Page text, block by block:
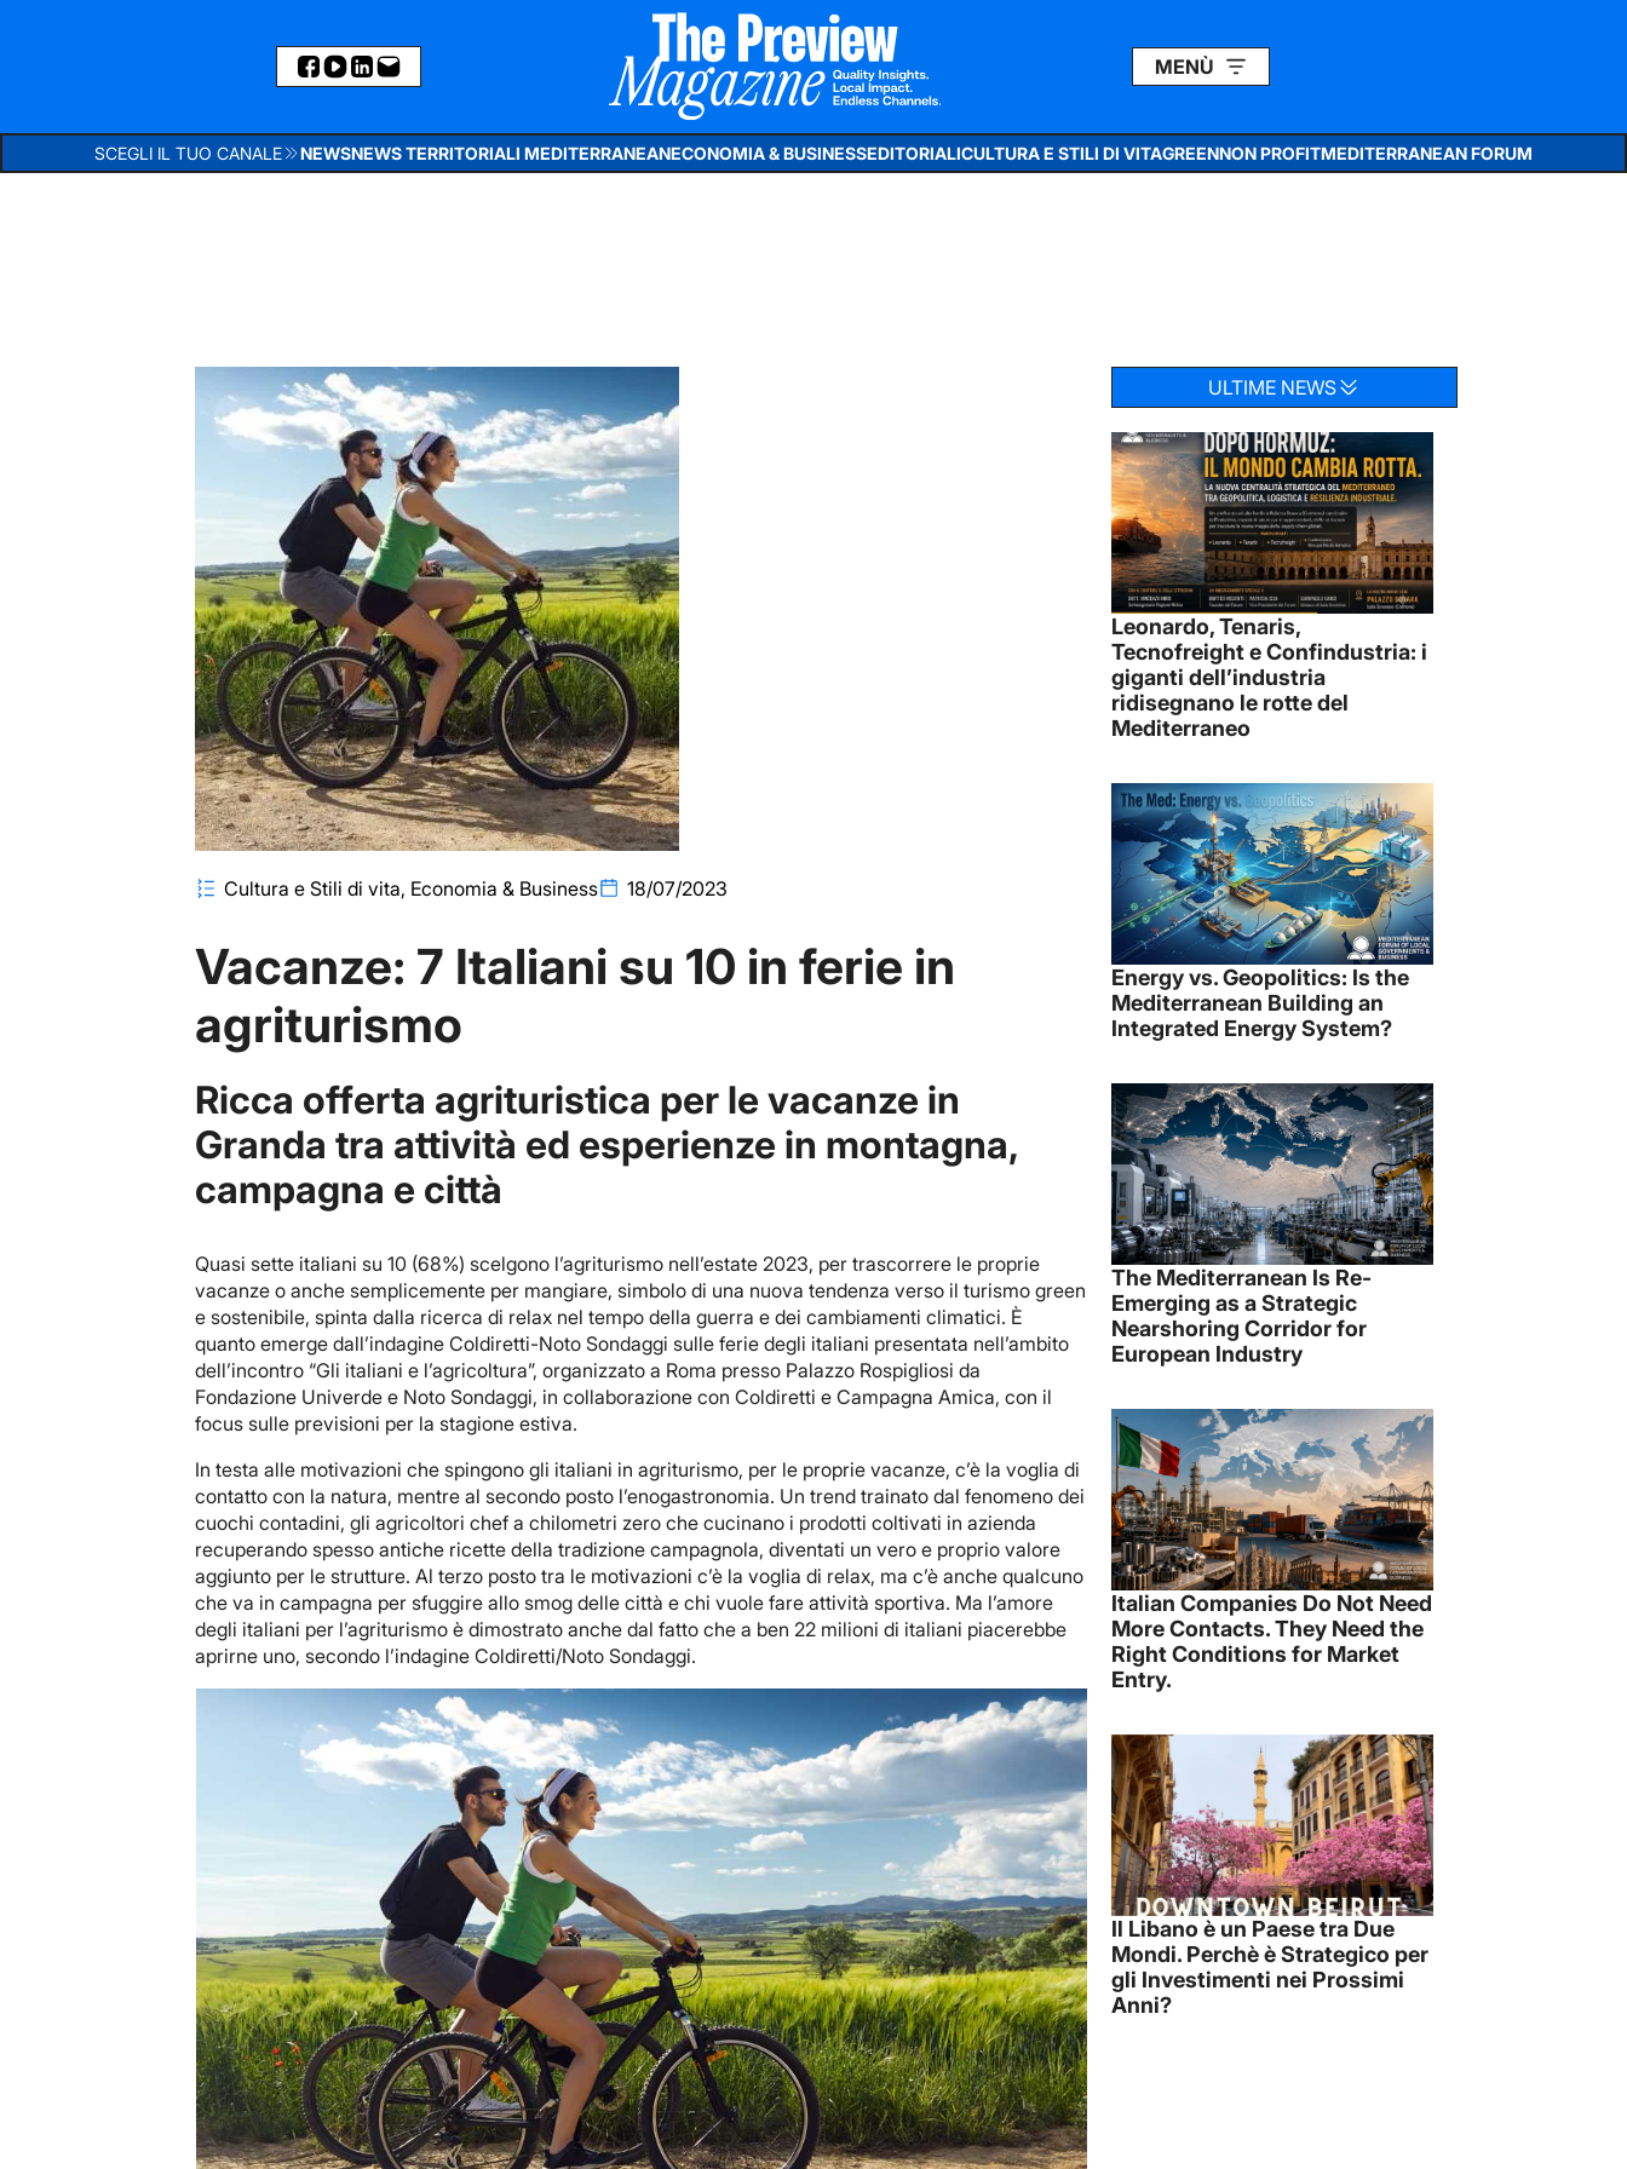
MENÙ
SCEGLI IL TUO CANALE NEWSNEWS TERRITORIALI MEDITERRANEANECONOMIA & BUSINESSEDITORIALICULTURA E STILI DI VITAGREENNON PROFITMEDITERRANEAN FORUM
Cultura e Stili di vita Economia & Business 18/07/2023
Vacanze: 7 Italiani su 10 in ferie in
agriturismo
Ricca offerta agrituristica per le vacanze in
Granda tra attività ed esperienze in montagna,
campagna e città
Quasi sette italiani su 10 (68%) scelgono l’agriturismo nell’estate 2023, per trascorrere le proprie
vacanze o anche semplicemente per mangiare, simbolo di una nuova tendenza verso il turismo green
e sostenibile, spinta dalla ricerca di relax nel tempo della guerra e dei cambiamenti climatici. È
quanto emerge dall’indagine Coldiretti-Noto Sondaggi sulle ferie degli italiani presentata nell’ambito
dell’incontro “Gli italiani e l’agricoltura”, organizzato a Roma presso Palazzo Rospigliosi da
Fondazione Univerde e Noto Sondaggi, in collaborazione con Coldiretti e Campagna Amica, con il
focus sulle previsioni per la stagione estiva.
In testa alle motivazioni che spingono gli italiani in agriturismo, per le proprie vacanze, c’è la voglia di
contatto con la natura, mentre al secondo posto l’enogastronomia. Un trend trainato dal fenomeno dei
cuochi contadini, gli agricoltori chef a chilometri zero che cucinano i prodotti coltivati in azienda
recuperando spesso antiche ricette della tradizione campagnola, diventati un vero e proprio valore
aggiunto per le strutture. Al terzo posto tra le motivazioni c’è la voglia di relax, ma c’è anche qualcuno
che va in campagna per sfuggire allo smog delle città e chi vuole fare attività sportiva. Ma l’amore
degli italiani per l’agriturismo è dimostrato anche dal fatto che a ben 22 milioni di italiani piacerebbe
aprirne uno, secondo l’indagine Coldiretti/Noto Sondaggi.
ULTIME NEWS
Leonardo, Tenaris,
Tecnofreight e Confindustria: i
giganti dell’industria
ridisegnano le rotte del
Mediterraneo
Energy vs. Geopolitics: Is the
Mediterranean Building an
Integrated Energy System?
The Mediterranean Is Re-
Emerging as a Strategic
Nearshoring Corridor for
European Industry
Italian Companies Do Not Need
More Contacts. They Need the
Right Conditions for Market
Entry.
Il Libano è un Paese tra Due
Mondi. Perchè è Strategico per
gli Investimenti nei Prossimi
Anni?